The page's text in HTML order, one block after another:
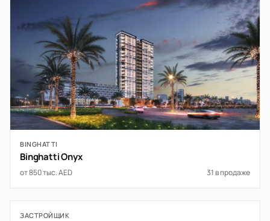
BINGHATTI
Binghatti Onyx
от 850 тыс. AED 31 в продаже
ЗАСТРОЙЩИК